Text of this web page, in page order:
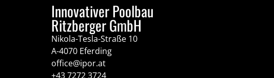
Innovativer Poolbau
Ritzberger GmbH
Nikola-Tesla-Straße 10
A-4070 Eferding
office@ipor.at
+43 7272 3724